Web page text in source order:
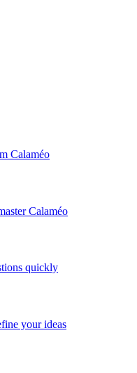
Calaméo
Calaméo
quickly
your ideas